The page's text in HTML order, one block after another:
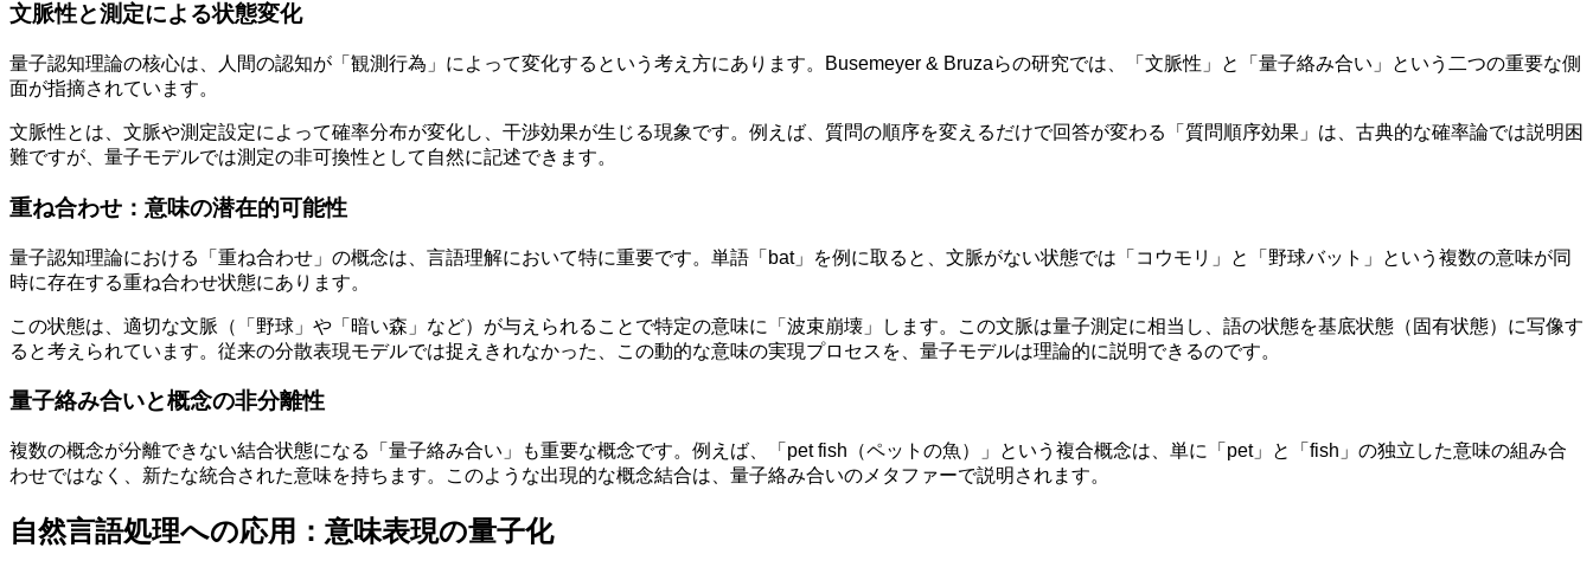
文脈性と測定による状態変化
量子認知理論の核心は、人間の認知が「観測行為」によって変化するという考え方にあります。Busemeyer & Bruzaらの研究では、「文脈性」と「量子絡み合い」という二つの重要な側
面が指摘されています。
文脈性とは、文脈や測定設定によって確率分布が変化し、干渉効果が生じる現象です。例えば、質問の順序を変えるだけで回答が変わる「質問順序効果」は、古典的な確率論では説明困
難ですが、量子モデルでは測定の非可換性として自然に記述できます。
重ね合わせ：意味の潜在的可能性
量子認知理論における「重ね合わせ」の概念は、言語理解において特に重要です。単語「bat」を例に取ると、文脈がない状態では「コウモリ」と「野球バット」という複数の意味が同
時に存在する重ね合わせ状態にあります。
この状態は、適切な文脈（「野球」や「暗い森」など）が与えられることで特定の意味に「波束崩壊」します。この文脈は量子測定に相当し、語の状態を基底状態（固有状態）に写像す
ると考えられています。従来の分散表現モデルでは捉えきれなかった、この動的な意味の実現プロセスを、量子モデルは理論的に説明できるのです。
量子絡み合いと概念の非分離性
複数の概念が分離できない結合状態になる「量子絡み合い」も重要な概念です。例えば、「pet fish（ペットの魚）」という複合概念は、単に「pet」と「fish」の独立した意味の組み合
わせではなく、新たな統合された意味を持ちます。このような出現的な概念結合は、量子絡み合いのメタファーで説明されます。
自然言語処理への応用：意味表現の量子化